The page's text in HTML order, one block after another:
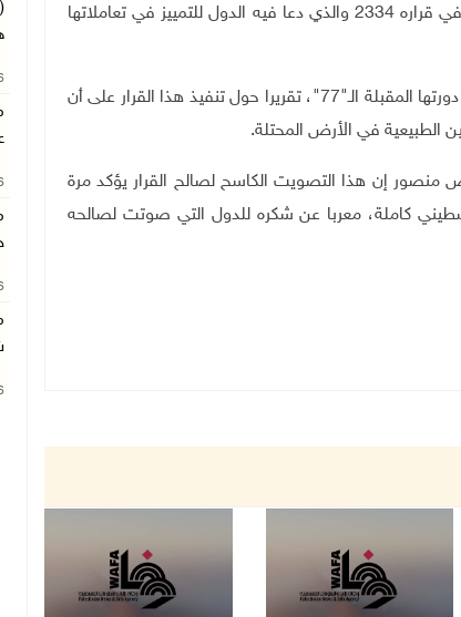
وأعاد القرار التأكيد على النداء الموجه من قبل مجلس الأمن في قراره 2334 والذي دعا فيه الدول للتمييز في تعاملاتها
المقبلة الـ"77 "، تقريرا حول تنفيذ هذا القرار على أن
الطبيعية في الأرض المحتلة.
منصور إن هذا التصويت الكاسح لصالح القرار يؤكد مرة
كاملة، معربا عن شكره للدول التي صوتت لصالحه